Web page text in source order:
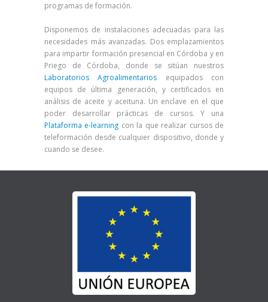
programas de formación.
Disponemos de instalaciones adecuadas para las
necesidades más avanzadas. Dos emplazamientos
para impartir formación presencial en Córdoba y en
Priego de Córdoba, donde se sitúan nuestros
Laboratorios Agroalimentarios equipados con
equipos de última generación, y certificados en
análisis de aceite y aceituna. Un enclave en el que
poder desarrollar prácticas de cursos. Y una
Plataforma e-learning con la que realizar cursos de
teleformación desde cualquier dispositivo, donde y
cuando se desee.